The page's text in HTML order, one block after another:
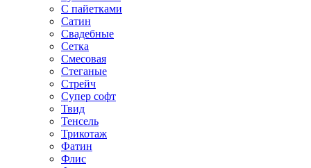
С пайетками
Сатин
Свадебные
Сетка
Смесовая
Стеганые
Стрейч
Супер софт
Твид
Тенсель
Трикотаж
Фатин
Флис